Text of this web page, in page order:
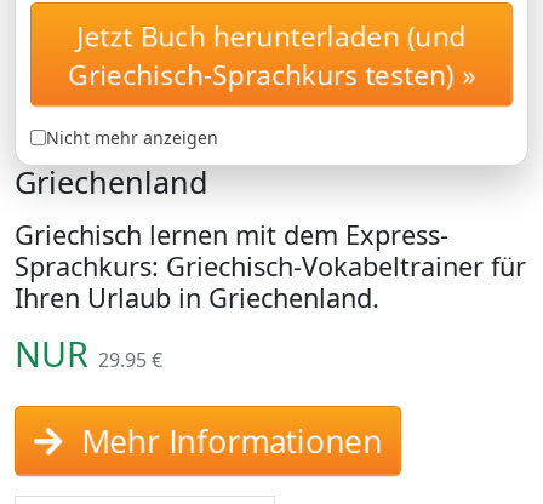
EXPRESSKURS
Griechisch lernen: Lernen
Sie, was Sie in
Griechenland wirklich brauchen.
Griechischkurs für Ihren Urlaub in
Griechenland
Griechisch lernen mit dem Express-
Sprachkurs: Griechisch-Vokabeltrainer für
Ihren Urlaub in Griechenland.
NUR 29.95 €
Mehr Informationen
Jetzt Buch herunterladen (und
Griechisch-Sprachkurs testen) »
Nicht mehr anzeigen